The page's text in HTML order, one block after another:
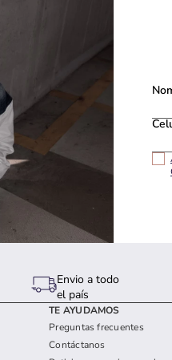
Envio a todo
el país
TE AYUDAMOS
Preguntas frecuentes
Contáctanos